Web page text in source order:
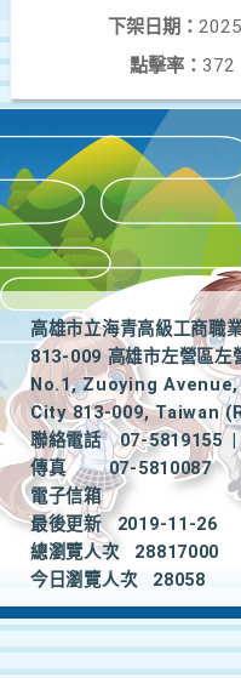
下架日期：
點擊率： 372
高雄市立海青高級工商職
813-009 高雄市左營區左
No.1, Zuoying
City 813-009, Taiwan
聯絡電話
07-5819155
|
傳真
07-5810087
電子信箱
最後更新
2019-11-26
總瀏覽人次
28817000
今日瀏覽人次
28058